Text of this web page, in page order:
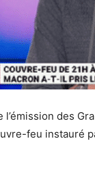
l’émission des
feu instauré